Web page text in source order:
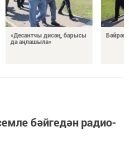
«Десантчы дисәң, барысы
да аңлашыла»
Бәйрәм
бәйгедән радио-